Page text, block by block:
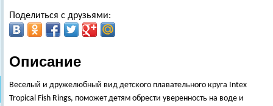
Поделиться с друзьями:
Описание
Веселый и дружелюбный вид детского плавательного круга Intex
Tropical Fish Rings, поможет детям обрести уверенность на воде и